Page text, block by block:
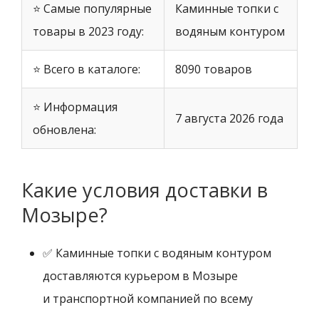
⭐ Самые популярные
товары в 2023 году:
Каминные топки с
водяным контуром
⭐ Всего в каталоге: 8090 товаров
⭐ Информация
обновлена:
7 августа 2026 года
Какие условия доставки в
Мозыре?
✅ Каминные топки с водяным контуром
доставляются курьером в Мозыре
и транспортной компанией по всему